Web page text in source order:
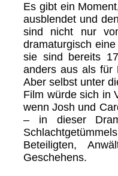
Es gibt ein
ausblendet und
sind nicht nur
dramaturgisch
sie sind bereits
anders aus als für
Aber selbst unter
Film würde sich in
wenn Josh und
– in dieser
Beteiligten,
Geschehens.